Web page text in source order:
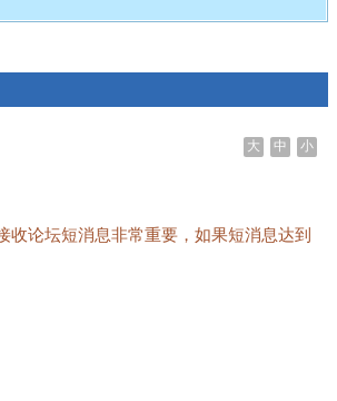
大 中 小
收论坛短消息非常重要，如果短消息达到